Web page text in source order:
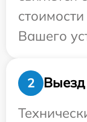
Вашего
2
Выезд